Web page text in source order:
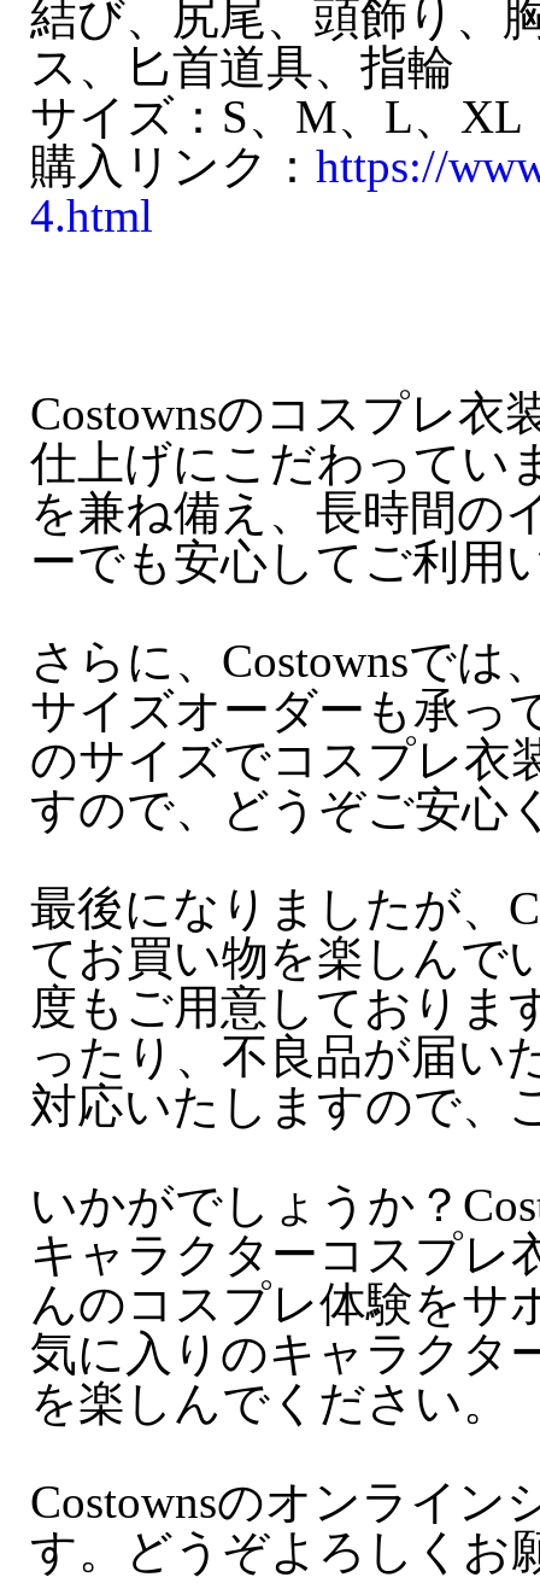
結び、尻尾、頭飾り、
ス、匕首道具、指輪
サイズ：S、M、L、XL
購入リンク： https://
4.html
Costownsのコスプレ衣
仕上げにこだわってい
を兼ね備え、長時間の
ーでも安心してご利用
さらに、Costownsで
サイズオーダーも承っ
のサイズでコスプレ衣
すので、どうぞご安心
最後になりましたが、
てお買い物を楽しんで
度もご用意しておりま
ったり、不良品が届い
対応いたしますので、
いかがでしょうか？
キャラクターコスプレ
んのコスプレ体験をサ
気に入りのキャラクタ
を楽しんでください。
Costownsのオンライ
す。どうぞよろしくお